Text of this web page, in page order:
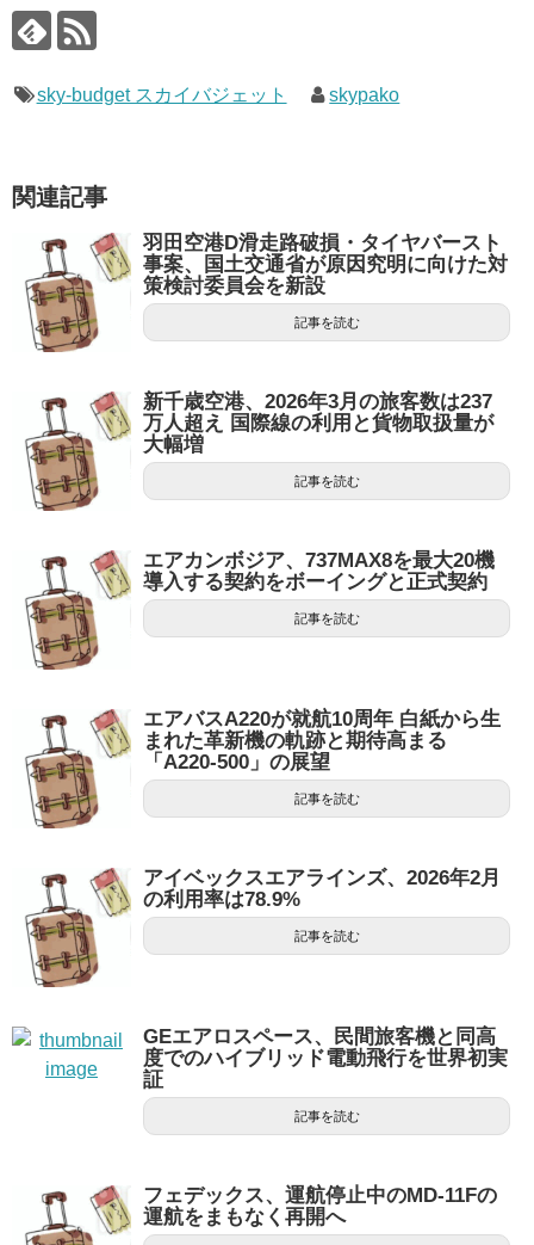
sky-budget スカイバジェット skypako
関連記事
羽田空港D滑走路破損・タイヤバースト
事案、国土交通省が原因究明に向けた対
策検討委員会を新設
記事を読む
新千歳空港、2026年3月の旅客数は237
万人超え 国際線の利用と貨物取扱量が
大幅増
記事を読む
エアカンボジア、737MAX8を最大20機
導入する契約をボーイングと正式契約
記事を読む
エアバスA220が就航10周年 白紙から生
まれた革新機の軌跡と期待高まる
「A220-500」の展望
記事を読む
アイベックスエアラインズ、2026年2月
の利用率は78.9%
記事を読む
GEエアロスペース、民間旅客機と同高
度でのハイブリッド電動飛行を世界初実
証
記事を読む
フェデックス、運航停止中のMD-11Fの
運航をまもなく再開へ